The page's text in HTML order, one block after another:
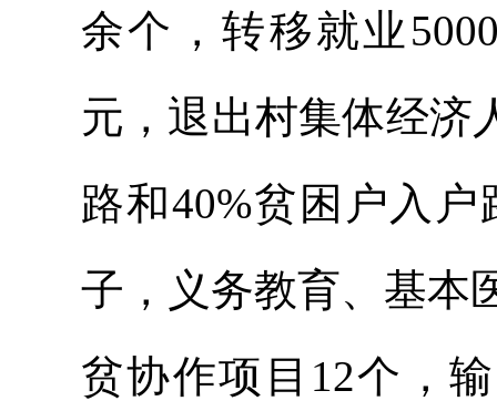
余个，转移就业
元，退出村集体经济
路和40%贫困户入
子，义务教育、基本
贫协作项目12个，